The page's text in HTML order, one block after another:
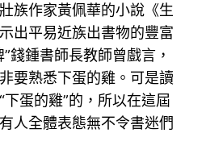
族作家黃佩華的小說《生
出平易近族出書物的豐富
錢鍾書師長教師曾戲言，
要熟悉下蛋的雞。可是讀
蛋的雞”的，所以在這屆
人全體表態無不令書迷們